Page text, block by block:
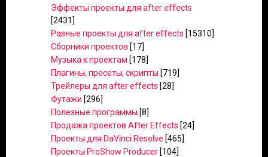
Эффекты проекты для after effects
[2431]
Разные проекты для after effects [15310]
Сборники проектов [17]
Музыка к проектам [178]
Плагины, пресеты, скрипты [719]
Трейлеры для after effects [28]
Футажи [296]
Полезные программы [8]
Продажа проектов After Effects [24]
Проекты для DaVinci Resolve [465]
Проекты ProShow Producer [104]